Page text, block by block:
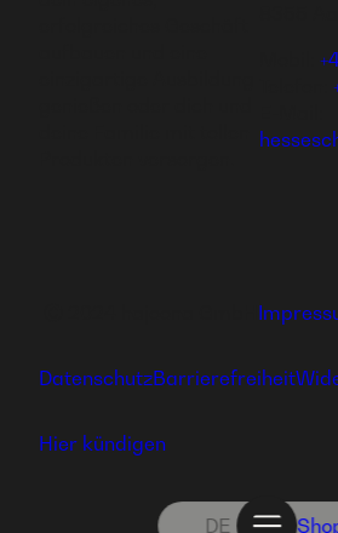
DE
DatenschutzBarrierefreiheit
Hier kündigen